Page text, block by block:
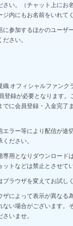
さい。（チャット上にお
ジ内にもお名前をいれて
参加するほかのユーザ
さい。
オフィシャルファンク
登録が必要となります。
でに会員登録・入金完了
ラー等により配信が途
ださい。
用となりダウンロード
トなどは禁止とさせて
ラウザを変えてお試しく
によって表示が異なる
ない場合がございます。
いませ。